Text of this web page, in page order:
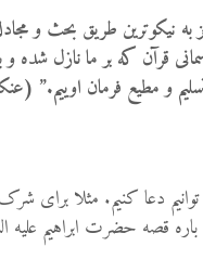
نیکوترین طریق بحث و
قرآن که بر ما نازل شده و
و مطیع فرمان اوییم.”
توانیم دعا کنیم. مثلا
قصه حضرت ابراهیم علیه